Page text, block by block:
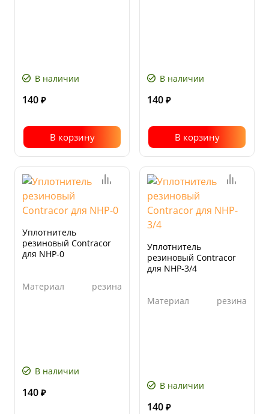
В наличии
140 ₽
В корзину
В наличии
140 ₽
В корзину
Уплотнитель
резиновый Contracor
для NHP-0
Материал резина
В наличии
140 ₽
Уплотнитель
резиновый Contracor
для NHP-3/4
Материал резина
В наличии
140 ₽